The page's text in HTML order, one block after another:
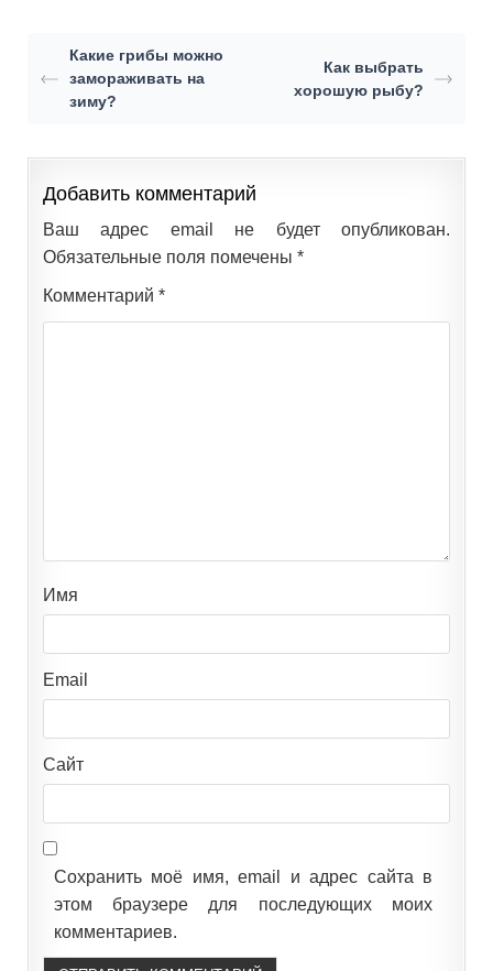
Какие грибы можно
замораживать на
зиму?
Как выбрать
хорошую рыбу?
Добавить комментарий
Ваш адрес email не будет опубликован.
Обязательные поля помечены *
Комментарий *
Имя
Email
Сайт
Сохранить моё имя, email и адрес сайта в
этом браузере для последующих моих
комментариев.